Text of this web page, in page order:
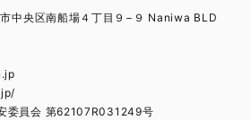
中央区南船場４丁目９−９ Naniwa BLD
委員会 第62107R031249号